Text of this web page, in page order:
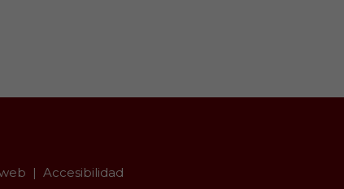
Accesibilidad